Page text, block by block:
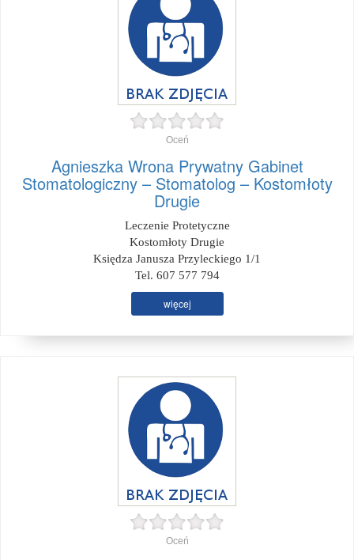
Oceń
Agnieszka Wrona Prywatny Gabinet
Stomatologiczny – Stomatolog – Kostomłoty
Drugie
Leczenie Protetyczne
Kostomłoty Drugie
Księdza Janusza Przyleckiego 1/1
Tel. 607 577 794
więcej
Oceń